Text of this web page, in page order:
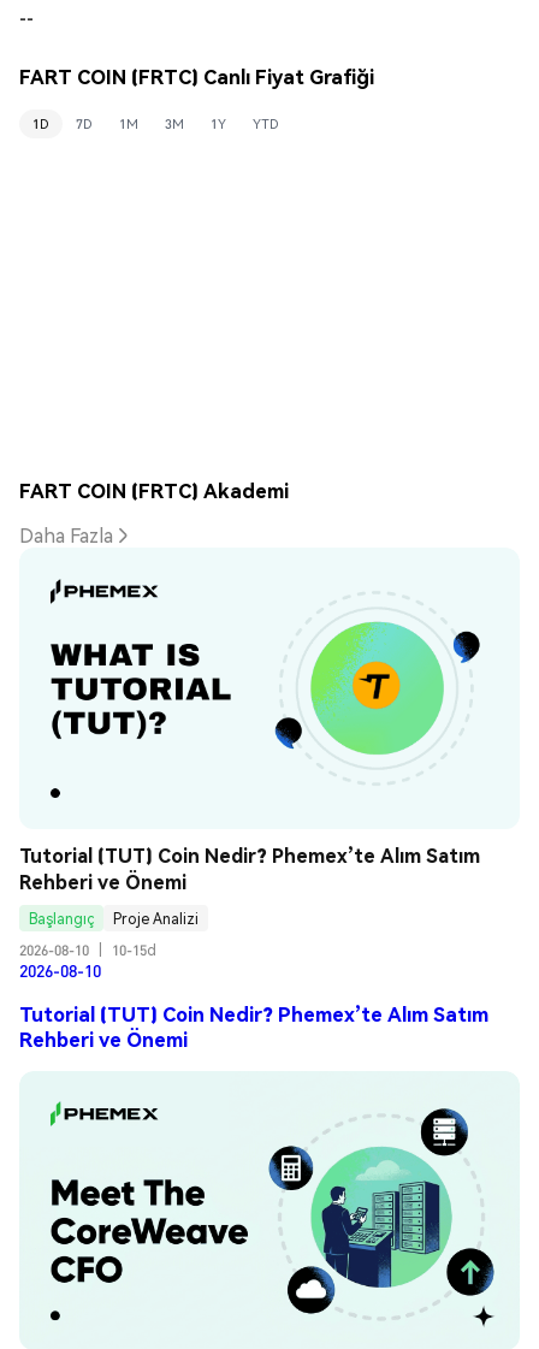
--
FART COIN (FRTC) Canlı Fiyat Grafiği
1D 7D 1M 3M 1Y YTD
FART COIN (FRTC) Akademi
Daha Fazla
Tutorial (TUT) Coin Nedir? Phemex’te Alım Satım
Rehberi ve Önemi
Başlangıç
Proje Analizi
2026-08-10
10-15d
2026-08-10
Tutorial (TUT) Coin Nedir? Phemex’te Alım Satım
Rehberi ve Önemi